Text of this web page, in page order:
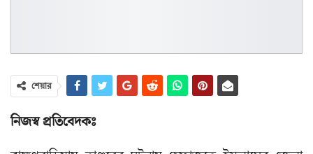
শেয়ার
নিজস্ব প্রতিবেদকঃ